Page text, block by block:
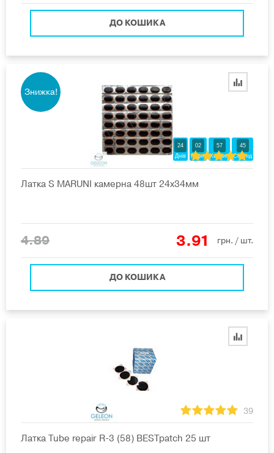
ДО КОШИКА
Знижка!
24
Днів
02
Годин
57
Хвилин
44
Секунд
Латка S MARUNI камерна 48шт 24х34мм
4.89 3.91 грн. / шт.
ДО КОШИКА
39
Латка Tube repair R-3 (58) BESTpatch 25 шт